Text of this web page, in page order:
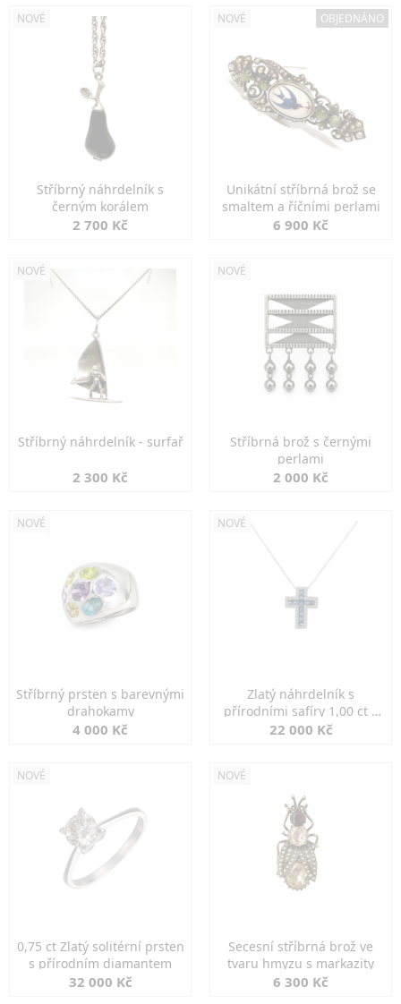
NOVÉ
Stříbrný náhrdelník s
černým korálem
2 700 Kč
NOVÉ OBJEDNÁNO
Unikátní stříbrná brož se
smaltem a říčními perlami
6 900 Kč
NOVÉ
Stříbrný náhrdelník - surfař
2 300 Kč
NOVÉ
Stříbrná brož s černými
perlami
2 000 Kč
NOVÉ
Stříbrný prsten s barevnými
drahokamy
4 000 Kč
NOVÉ
Zlatý náhrdelník s
přírodními safíry 1,00 ct a
diamanty
22 000 Kč
NOVÉ
0,75 ct Zlatý solitérní prsten
s přírodním diamantem
32 000 Kč
NOVÉ
Secesní stříbrná brož ve
tvaru hmyzu s markazity
6 300 Kč